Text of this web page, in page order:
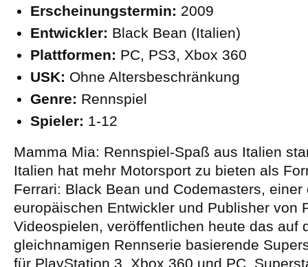
Erscheinungstermin: 2009
Entwickler: Black Bean (Italien)
Plattformen: PC, PS3, Xbox 360
USK: Ohne Altersbeschränkung
Genre: Rennspiel
Spieler: 1-12
Mamma Mia: Rennspiel-Spaß aus Italien
Italien hat mehr Motorsport zu bieten als
Ferrari: Black Bean und Codemasters, einer
europäischen Entwickler und Publisher von
Videospielen, veröffentlichen heute das auf
gleichnamigen Rennserie basierende
für PlayStation 3, Xbox 360 und PC.